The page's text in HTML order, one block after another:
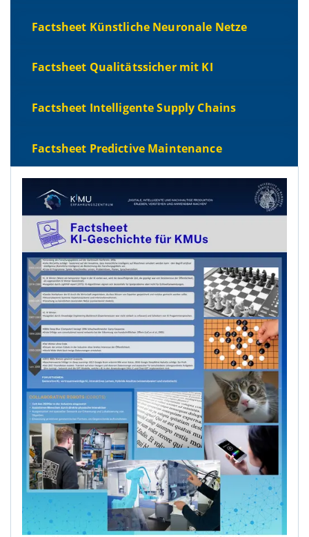
Factsheet Künstliche Neuronale Netze
Factsheet Qualitätssicher mit KI
Factsheet Intelligente Supply Chains
Factsheet Predictive Maintenance